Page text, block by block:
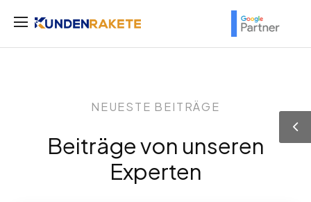
NEUESTE BEITRÄGE
Beiträge von unseren
Experten